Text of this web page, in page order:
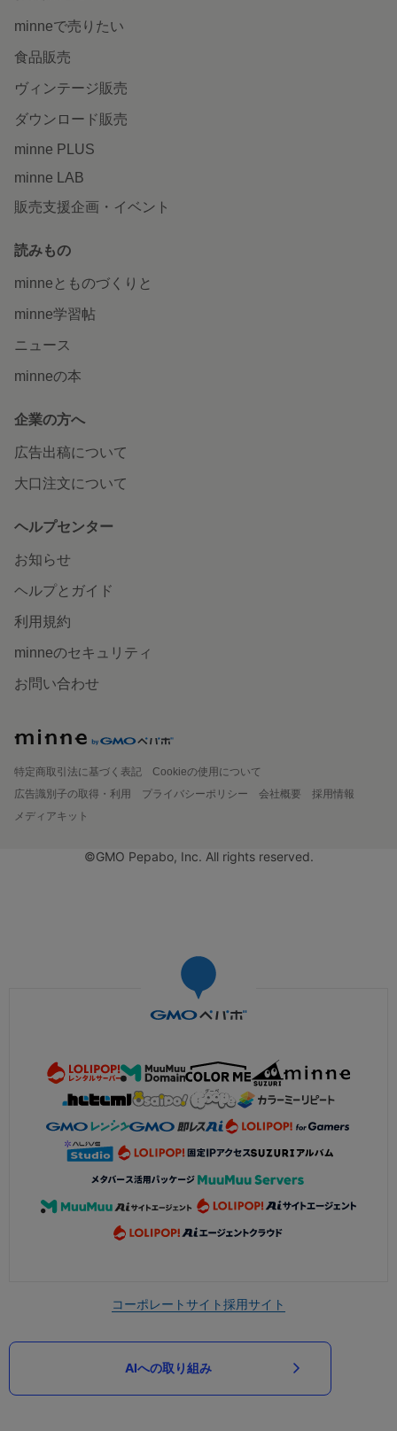
minneで売りたい
食品販売
ヴィンテージ販売
ダウンロード販売
minne PLUS
minne LAB
販売支援企画・イベント
読みもの
minneとものづくりと
minne学習帖
ニュース
minneの本
企業の方へ
広告出稿について
大口注文について
ヘルプセンター
お知らせ
ヘルプとガイド
利用規約
minneのセキュリティ
お問い合わせ
特定商取引法に基づく表記
Cookieの使用について
広告識別子の取得・利用
プライバシーポリシー 会社概要
採用情報
メディアキット
©GMO Pepabo, Inc. All rights reserved.
コーポレートサイト採用サイト
AIへの取り組み